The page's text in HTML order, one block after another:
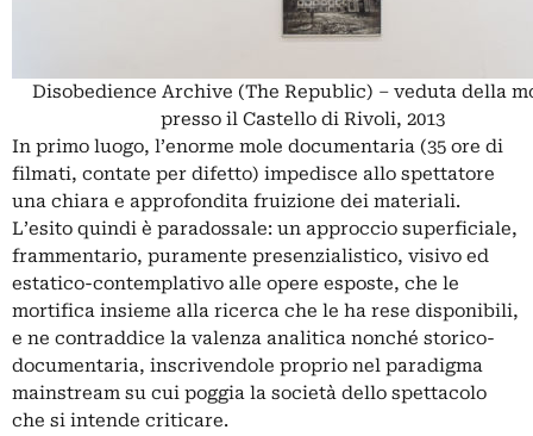
Disobedience Archive (The Republic) – veduta della
presso il Castello di Rivoli, 2013
In primo luogo, l’enorme mole documentaria (35 ore di
filmati, contate per difetto) impedisce allo spettatore
una chiara e approfondita fruizione dei materiali.
L’esito quindi è paradossale: un approccio superficiale,
frammentario, puramente presenzialistico, visivo ed
estatico-contemplativo alle opere esposte, che le
mortifica insieme alla ricerca che le ha rese disponibili,
e ne contraddice la valenza analitica nonché storico-
documentaria, inscrivendole proprio nel paradigma
mainstream su cui poggia la società dello spettacolo
che si intende criticare.